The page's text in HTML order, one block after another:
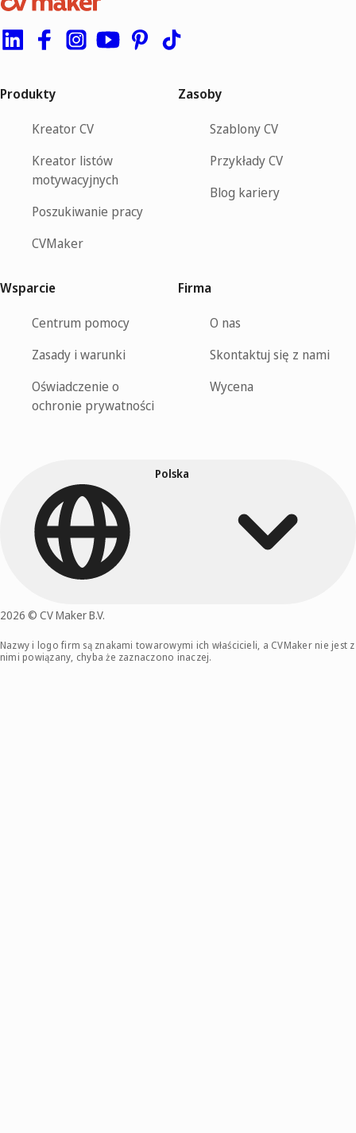
Produkty
Kreator CV
Kreator listów
motywacyjnych
Poszukiwanie pracy
CVMaker
Zasoby
Szablony CV
Przykłady CV
Blog kariery
Wsparcie
Centrum pomocy
Zasady i warunki
Oświadczenie o
ochronie prywatności
Firma
O nas
Skontaktuj się z nami
Wycena
2026 © CV Maker B.V.
Polska
Nazwy i logo firm są znakami towarowymi ich właścicieli, a CVMaker nie jest z
nimi powiązany, chyba że zaznaczono inaczej.